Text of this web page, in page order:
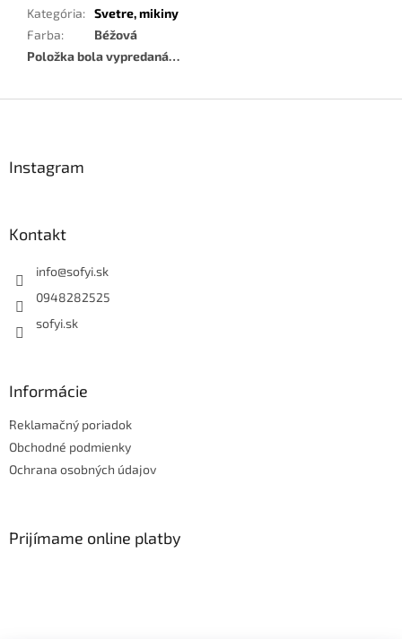
Kategória: Svetre, mikiny
Farba:
Béžová
Položka bola vypredaná…
Instagram
Kontakt
info@sofyi.sk
0948282525
sofyi.sk
Informácie
Reklamačný poriadok
Obchodné podmienky
Ochrana osobných údajov
Prijímame online platby